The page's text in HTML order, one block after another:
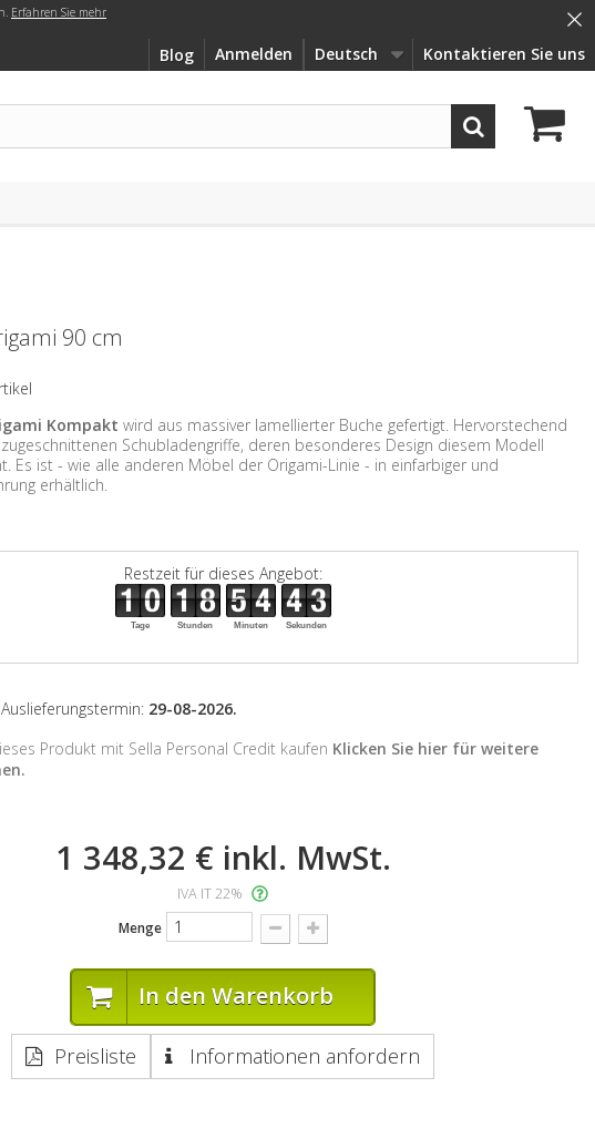
Kontaktieren Sie uns
Deutsch
Anmelden
Blog
×
Erfahren Sie mehr
90 cm
Kompakt wird aus massiver lamellierter Buche gefertigt. Hervorstechend
Schubladengriffe, deren besonderes Design diesem Modell
Es ist - wie alle anderen Möbel der Origami-Linie - in einfarbiger und
erhältlich.
Restzeit für dieses Angebot:
Tage Stunden Minuten Sekunden
29-08-2026.
Produkt mit Sella Personal Credit kaufen Klicken Sie hier für weitere
1 348,32 € inkl. MwSt.
IVA IT 22%
Menge
In den Warenkorb
Preisliste Informationen anfordern